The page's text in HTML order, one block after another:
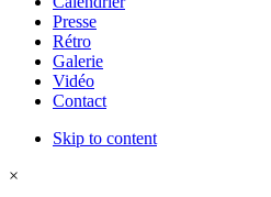
Presse
Rétro
Galerie
Vidéo
Contact
Skip to content
×